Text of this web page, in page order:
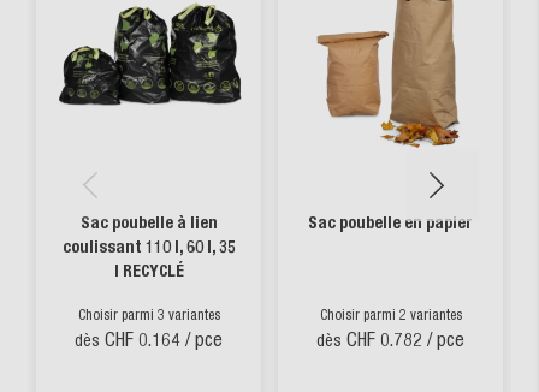
Sac poubelle à lien
coulissant 110 l, 60 l, 35
l RECYCLÉ
Choisir parmi 3 variantes
dès CHF 0.164 / pce
Sac poubelle en papier
Choisir parmi 2 variantes
dès CHF 0.782 / pce